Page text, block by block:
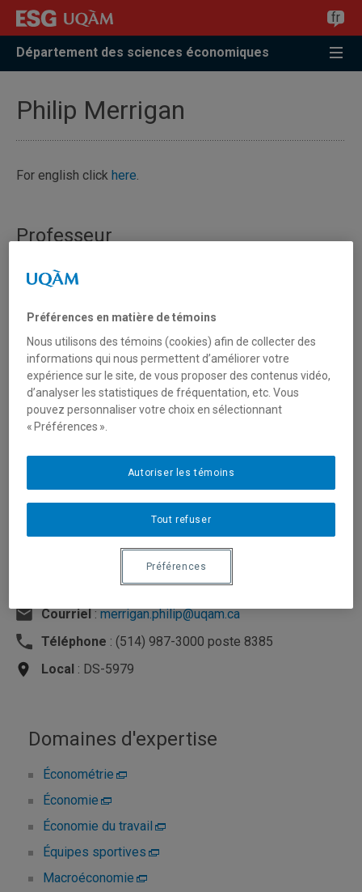
Accéder
recherche
Accéder
menu
pricipal
Accéder
zone
fr
Département des sciences économiques
Philip Merrigan
For english click here.
Professeur
Département des sciences économiques
Courriel:merrigan.philip@uqam.ca
Téléphone : (514) 987-3000 poste 8385
Local : DS-5979
Domaines d'expertise
Économétrie
Économie
Économie du travail
Équipes sportives
Macroéconomie
Préférences en matière de témoins
Nous utilisons des témoins (cookies) afin de collecter des
informations qui nous permettent d’améliorer votre
expérience sur le site, de vous proposer des contenus vidéo,
d’analyser les statistiques de fréquentation, etc. Vous
pouvez personnaliser votre choix en sélectionnant
« Préférences ».
Tout refuser
Autoriser les témoins
Préférences